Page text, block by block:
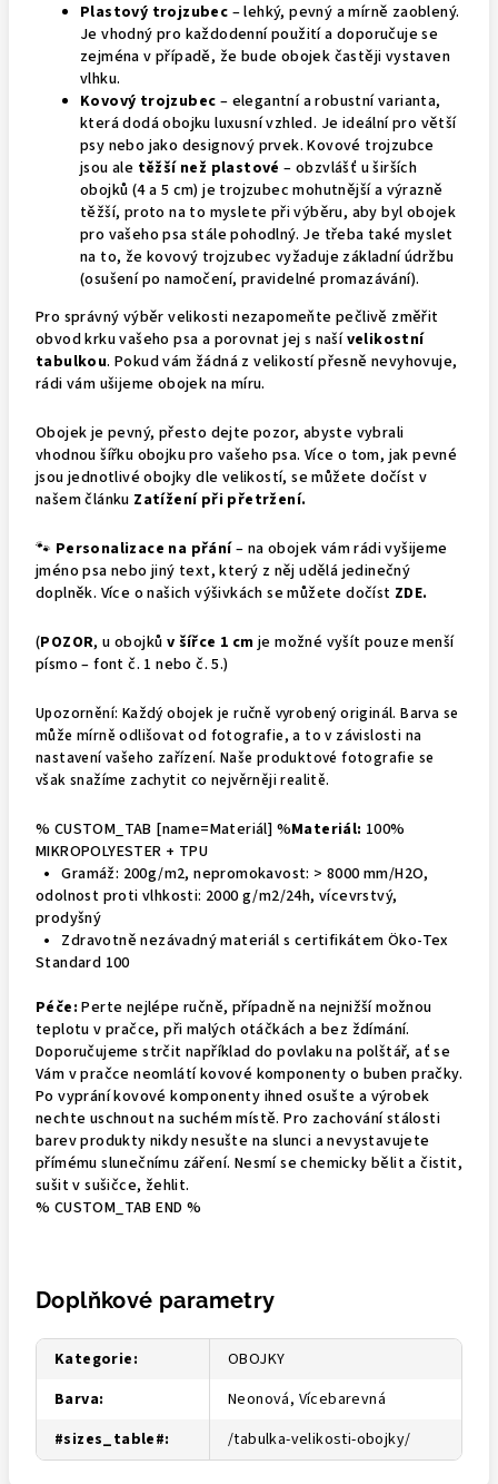
Plastový trojzubec – lehký, pevný a mírně zaoblený.
Je vhodný pro každodenní použití a doporučuje se
zejména v případě, že bude obojek častěji vystaven
vlhku.
Kovový trojzubec – elegantní a robustní varianta,
která dodá obojku luxusní vzhled. Je ideální pro větší
psy nebo jako designový prvek. Kovové trojzubce
jsou ale těžší než plastové – obzvlášť u širších
obojků (4 a 5 cm) je trojzubec mohutnější a výrazně
těžší, proto na to myslete při výběru, aby byl obojek
pro vašeho psa stále pohodlný. Je třeba také myslet
na to, že kovový trojzubec vyžaduje základní údržbu
(osušení po namočení, pravidelné promazávání).
Pro správný výběr velikosti nezapomeňte pečlivě změřit
obvod krku vašeho psa a porovnat jej s našívelikostní
tabulkou. Pokud vám žádná z velikostí přesně nevyhovuje,
rádi vám ušijeme obojek na míru.
Obojek je pevný, přesto dejte pozor, abyste vybrali
vhodnou šířku obojku pro vašeho psa. Více o tom, jak pevné
jsou jednotlivé obojky dle velikostí, se můžete dočíst v
našem článku Zatížení při přetržení.
🐾 Personalizace na přání– na obojek vám rádi vyšijeme
jméno psa nebo jiný text, který z něj udělá jedinečný
doplněk. Více o našich výšivkách se můžete dočíst ZDE.
(POZOR, u obojků v šířce 1 cmje možné vyšít pouze menší
písmo – font č. 1 nebo č. 5.)
Upozornění: Každý obojek je ručně vyrobený originál. Barva se
může mírně odlišovat od fotografie, a to v závislosti na
nastavení vašeho zařízení. Naše produktové fotografie se
však snažíme zachytit co nejvěrněji realitě.
% CUSTOM_TAB [name=Materiál] %Materiál: 100%
MIKROPOLYESTER + TPU
• Gramáž: 200g/m2, nepromokavost: > 8000 mm/H2O,
odolnost proti vlhkosti: 2000 g/m2/24h, vícevrstvý,
prodyšný
• Zdravotně nezávadný materiál s certifikátem Öko-Tex
Standard 100
Péče: Perte nejlépe ručně, případně na nejnižší možnou
teplotu v pračce, při malých otáčkách a bez ždímání.
Doporučujeme strčit například do povlaku na polštář, ať se
Vám v pračce neomlátí kovové komponenty o buben pračky.
Po vyprání kovové komponenty ihned osušte a výrobek
nechte uschnout na suchém místě. Pro zachování stálosti
barev produkty nikdy nesušte na slunci a nevystavujete
přímému slunečnímu záření. Nesmí se chemicky bělit a čistit,
sušit v sušičce, žehlit.
% CUSTOM_TAB END %
Doplňkové parametry
Kategorie:
OBOJKY
Barva:
Neonová, Vícebarevná
#sizes_table#: /tabulka-velikosti-obojky/